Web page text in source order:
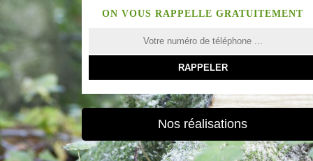
ON VOUS RAPPELLE GRATUITEMENT
Nos réalisations